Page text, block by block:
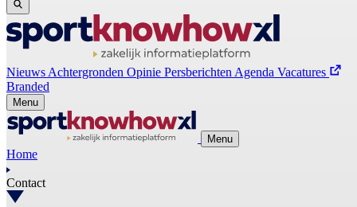
Nieuws Achtergronden Opinie Persberichten Agenda Vacatures
Branded
Menu
Menu
Home
Contact